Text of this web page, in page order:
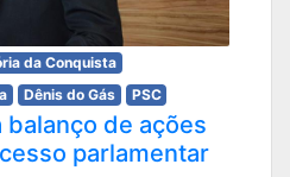
da Conquista
Dênis do Gás PSC
de ações
parlamentar